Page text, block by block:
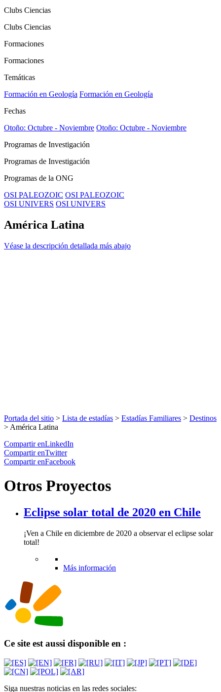
Clubs Ciencias
Clubs Ciencias
Formaciones
Formaciones
Temáticas
Formación en Geología Formación en Geología
Fechas
Otoño: Octubre - Noviembre Otoño: Octubre - Noviembre
Programas de Investigación
Programas de Investigación
Programas de la ONG
OSI PALEOZOIC OSI PALEOZOIC
OSI UNIVERS OSI UNIVERS
América Latina
Véase la descripción detallada más abajo
Portada del sitio > Lista de estadías > Estadías Familiares > Destinos
> América Latina
Compartir enLinkedIn
Compartir enTwitter
Compartir enFacebook
Otros Proyectos
Eclipse solar total de 2020 en Chile
¡Ven a Chile en diciembre de 2020 a observar el eclipse solar
total!
Más información
Ce site est aussi disponible en :
Siga nuestras noticias en las redes sociales: